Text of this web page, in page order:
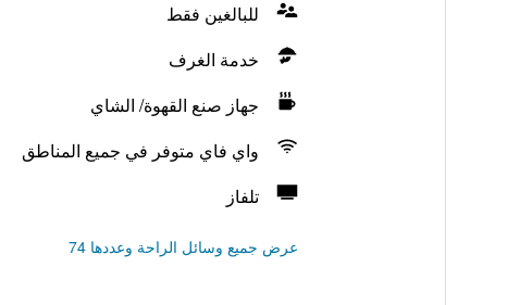
للبالغين فقط
خدمة الغرف
جهاز صنع القهوة/ الشاي
واي فاي متوفر في جميع المناطق
تلفاز
عرض جميع وسائل الراحة وعددها 74